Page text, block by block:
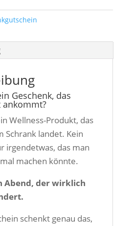
Geschenk, das
Wellness-Produkt, das
Schrank landet. Kein
irgendetwas, das man
machen könnte.
Abend, der wirklich
schenkt genau das,